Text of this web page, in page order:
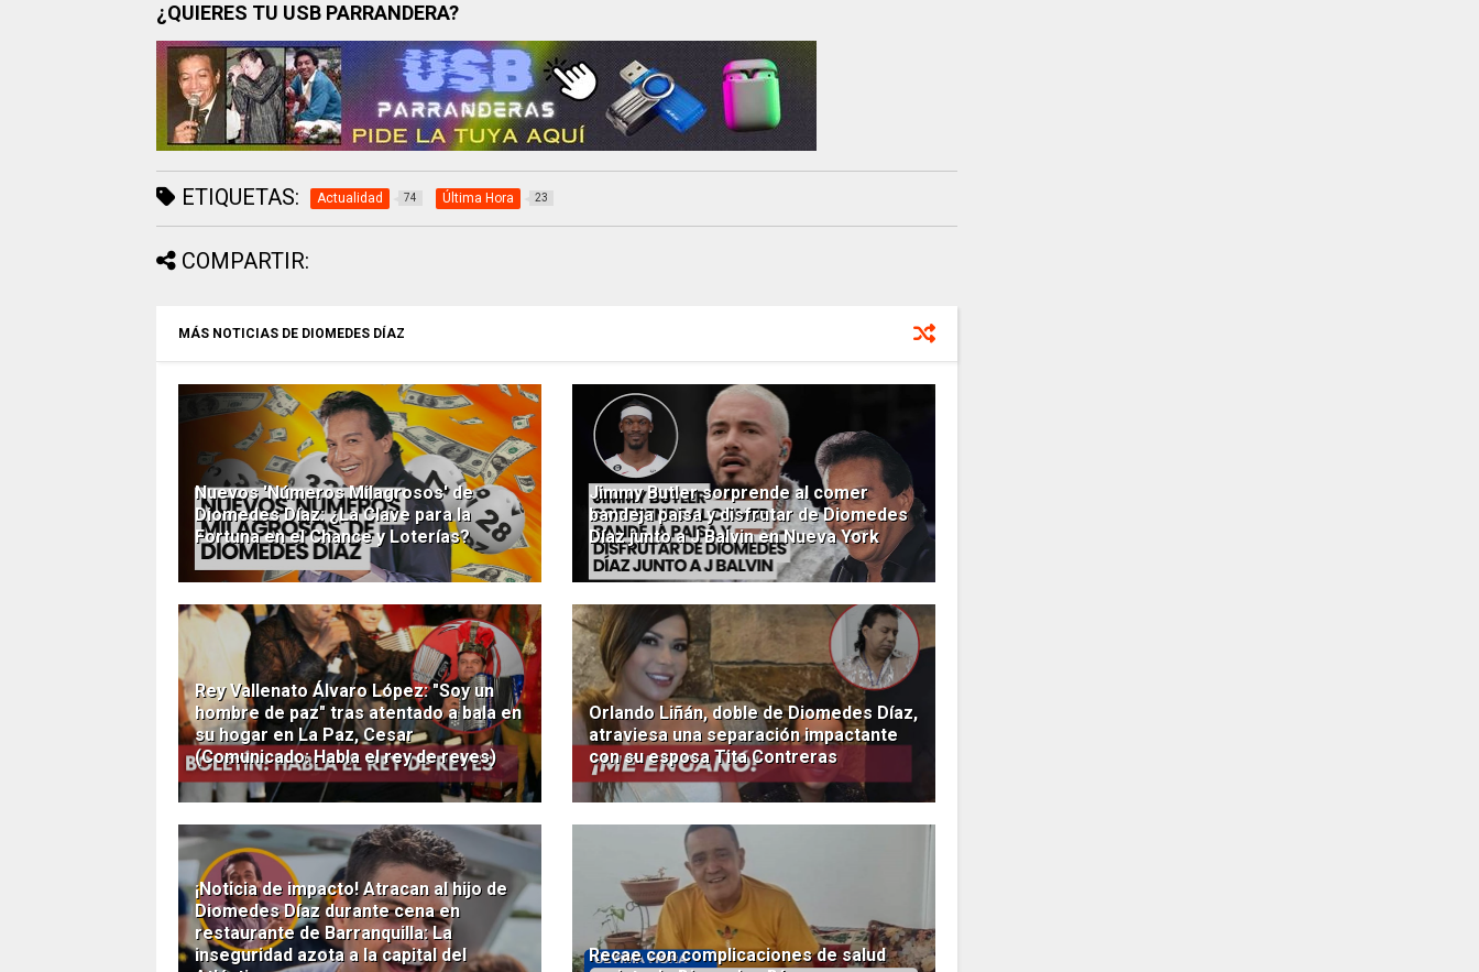
¿QUIERES TU USB PARRANDERA?
ETIQUETAS: Actualidad 74 Última Hora 23
COMPARTIR:
MÁS NOTICIAS DE DIOMEDES DÍAZ
Nuevos 'Números Milagrosos' de
Diomedes Díaz: ¿La Clave para la
Fortuna en el Chance y Loterías?
Jimmy Butler sorprende al comer
bandeja paisa y disfrutar de Diomedes
Díaz junto a J Balvin en Nueva York
Rey Vallenato Álvaro López: "Soy un
hombre de paz" tras atentado a bala en
su hogar en La Paz, Cesar
(Comunicado: Habla el rey de reyes)
Orlando Liñán, doble de Diomedes Díaz,
atraviesa una separación impactante
con su esposa Tita Contreras
¡Noticia de impacto! Atracan al hijo de
Diomedes Díaz durante cena en
restaurante de Barranquilla: La
inseguridad azota a la capital del
Recae con complicaciones de salud